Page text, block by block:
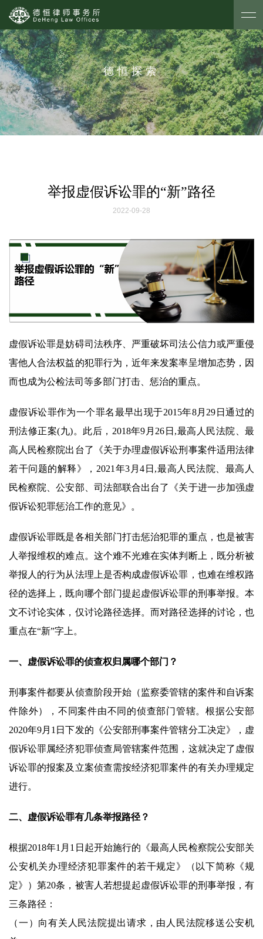
德恒探索
举报虚假诉讼罪的“新”路径
2022-09-28
虚假诉讼罪是妨碍司法秩序、严重破坏司法公信力或严重侵
害他人合法权益的犯罪行为，近年来发案率呈增加态势，因
而也成为公检法司等多部门打击、惩治的重点。
虚假诉讼罪作为一个罪名最早出现于2015年8月29日通过的
刑法修正案(九)。此后，2018年9月26日,最高人民法院、最
高人民检察院出台了《关于办理虚假诉讼刑事案件适用法律
若干问题的解释》，2021年3月4日,最高人民法院、最高人
民检察院、公安部、司法部联合出台了《关于进一步加强虚
假诉讼犯罪惩治工作的意见》。
虚假诉讼罪既是各相关部门打击惩治犯罪的重点，也是被害
人举报维权的难点。这个难不光难在实体判断上，既分析被
举报人的行为从法理上是否构成虚假诉讼罪，也难在维权路
径的选择上，既向哪个部门提起虚假诉讼罪的刑事举报。本
文不讨论实体，仅讨论路径选择。而对路径选择的讨论，也
重点在“新”字上。
一、虚假诉讼罪的侦查权归属哪个部门？
刑事案件都要从侦查阶段开始（监察委管辖的案件和自诉案
件除外），不同案件由不同的侦查部门管辖。根据公安部
2020年9月1日下发的《公安部刑事案件管辖分工决定》，虚
假诉讼罪属经济犯罪侦查局管辖案件范围，这就决定了虚假
诉讼罪的报案及立案侦查需按经济犯罪案件的有关办理规定
进行。
二、虚假诉讼罪有几条举报路径？
根据2018年1月1日起开始施行的《最高人民检察院公安部关
公安机关办理经济犯罪案件的若干规定》（以下简称《规
定》）第20条，被害人若想提起虚假诉讼罪的刑事举报，有
三条路径：
（一）向有关人民法院提出请求，由人民法院移送公安机